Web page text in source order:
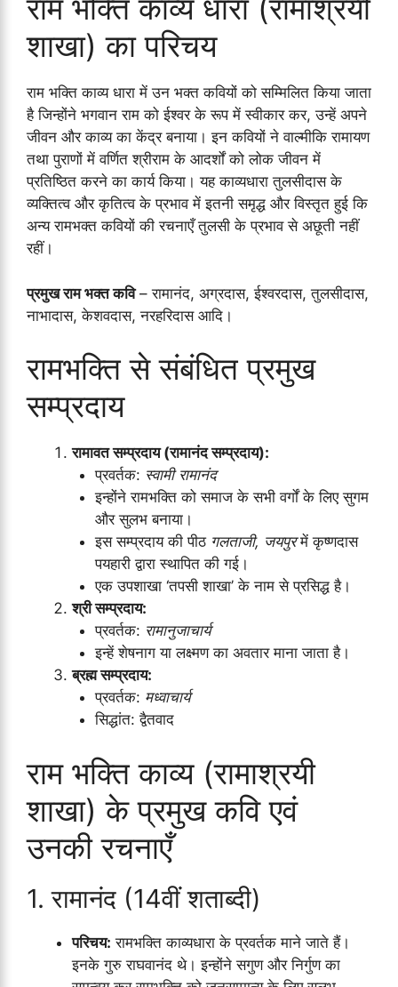
राम भक्ति काव्य धारा (रामाश्रयी
शाखा) का परिचय
राम भक्ति काव्य धारा में उन भक्त कवियों को सम्मिलित किया जाता
है जिन्होंने भगवान राम को ईश्वर के रूप में स्वीकार कर, उन्हें अपने
जीवन और काव्य का केंद्र बनाया। इन कवियों ने वाल्मीकि रामायण
तथा पुराणों में वर्णित श्रीराम के आदर्शों को लोक जीवन में
प्रतिष्ठित करने का कार्य किया। यह काव्यधारा तुलसीदास के
व्यक्तित्व और कृतित्व के प्रभाव में इतनी समृद्ध और विस्तृत हुई कि
अन्य रामभक्त कवियों की रचनाएँ तुलसी के प्रभाव से अछूती नहीं
रहीं।
प्रमुख राम भक्त कवि– रामानंद, अग्रदास, ईश्वरदास, तुलसीदास,
नाभादास, केशवदास, नरहरिदास आदि।
रामभक्ति से संबंधित प्रमुख
सम्प्रदाय
रामावत सम्प्रदाय (रामानंद सम्प्रदाय):
प्रवर्तक: स्वामी रामानंद
इन्होंने रामभक्ति को समाज के सभी वर्गों के लिए सुगम
और सुलभ बनाया।
इस सम्प्रदाय की पीठ गलताजी, जयपुरमें कृष्णदास
पयहारी द्वारा स्थापित की गई।
एक उपशाखा ‘तपसी शाखा’ के नाम से प्रसिद्ध है।
श्री सम्प्रदाय:
प्रवर्तक: रामानुजाचार्य
इन्हें शेषनाग या लक्ष्मण का अवतार माना जाता है।
ब्रह्म सम्प्रदाय:
प्रवर्तक: मध्वाचार्य
सिद्धांत: द्वैतवाद
राम भक्ति काव्य (रामाश्रयी
शाखा) के प्रमुख कवि एवं
उनकी रचनाएँ
1. रामानंद (14वीं शताब्दी)
परिचय: रामभक्ति काव्यधारा के प्रवर्तक माने जाते हैं।
इनके गुरु राघवानंद थे। इन्होंने सगुण और निर्गुण का